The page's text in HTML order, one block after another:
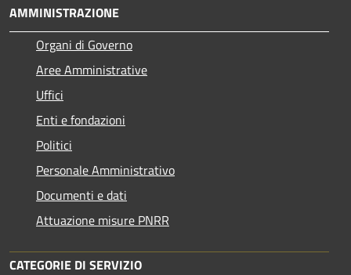
AMMINISTRAZIONE
Organi di Governo
Aree Amministrative
Uffici
Enti e fondazioni
Politici
Personale Amministrativo
Documenti e dati
Attuazione misure PNRR
CATEGORIE DI SERVIZIO